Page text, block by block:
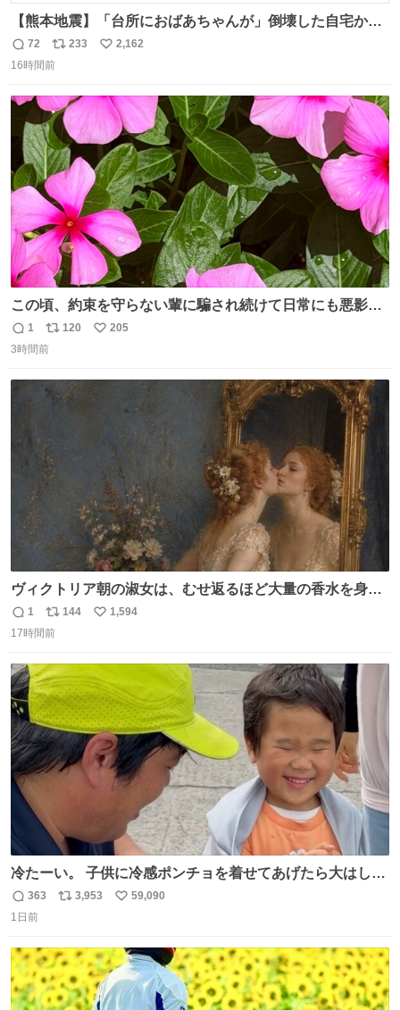
【熊本地震】「台所におばあちゃんが」倒壊した自宅から
孫が救出 地震発生時、台所で夕食の準備をしていた祖母の
「助けて」という声。祖母を背負い、助け出した孫が「命
返
信
72
リ
ポ
ト
数
233
い
数
2,162
16時間前
この頃、約束を守らない輩に騙され続けて日常にも悪影響
が出てきて仕事も出来ずでストレスマックス。 解決には断
ち切るのみ。 そんな時に美しい光景は救いの刻です。 人様
気もない。 実直に生きる！ 今日も嘘に負けずに頑張りま
す。 #LUNE #約束
返
信
1
リ
ポ
ト
120
い
205
3時間前
ヴィクトリア朝の淑女は、むせ返るほど大量の香水を身に
つけるものではないとされていた。それでも香水は、髪や
肌の手入れと同じくらい、ヴィクトリア朝の女性達の美容
が知る香水よりも単純な組成で、その大部分は薔薇、菫、
ベルガモット、
返
信
1
リ
ポ
ト
数
144
い
数
1,594
17時間前
冷たーい。 子供に冷感ポンチョを着せてあげたら大はしゃ
ぎで喜んでくれました。 こんな素敵な代物を提供してくれ
た山口県の恩師に感謝。
返
信
363
リ
ト
数
3,953
い
数
59,090
1日前